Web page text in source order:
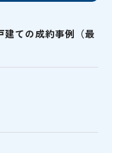
建ての成約事例（最